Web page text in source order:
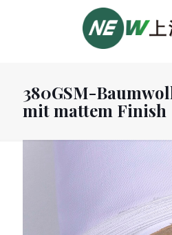
380GSM-
mit mattem Finish